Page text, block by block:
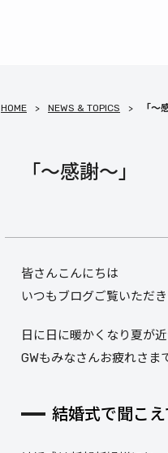
HOME NEWS & TOPICS 「〜
「〜感謝〜」
皆さんこんにちは
いつもブログご覧いただ
日に日に暖かくなり夏が
GWもみなさんお疲れさま
結婚式で聞こ